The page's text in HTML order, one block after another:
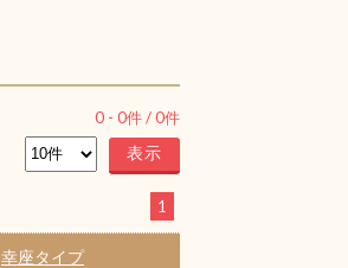
0 - 0件 /0件
1
幸座タイプ